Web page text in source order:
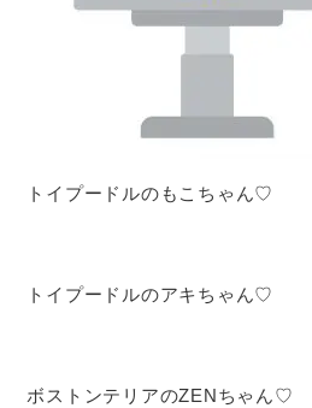
トイプードルのもこちゃん♡
トイプードルのアキちゃん♡
ボストンテリアのZENちゃん♡